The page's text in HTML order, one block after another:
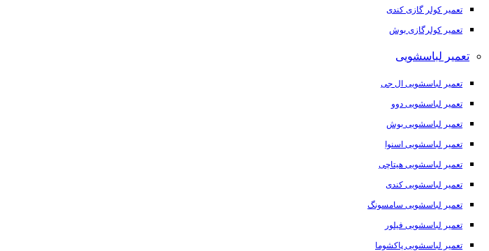
تعمیر کولر گازی کندی
تعمیر کولرگازی بوش
تعمیر لباسشویی
تعمیر لباسشویی ال جی
تعمیر لباسشویی دوو
تعمیر لباسشویی بوش
تعمیر لباسشویی اسنوا
تعمیر لباسشویی هیتاچی
تعمیر لباسشویی کندی
تعمیر لباسشویی سامسونگ
تعمیر لباسشویی فیلور
تعمیر لباسشویی پاکشوما